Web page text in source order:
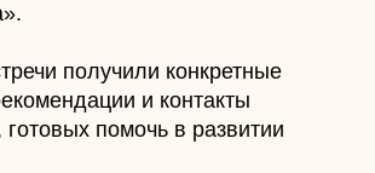
получили конкретные
и контакты
готовых помочь в развитии